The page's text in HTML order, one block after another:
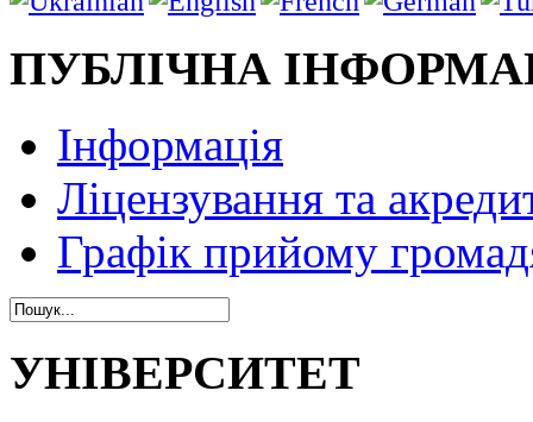
ПУБЛІЧНА
Інформація
Ліцензування та
Графік прийому
УНІВЕРСИТЕТ